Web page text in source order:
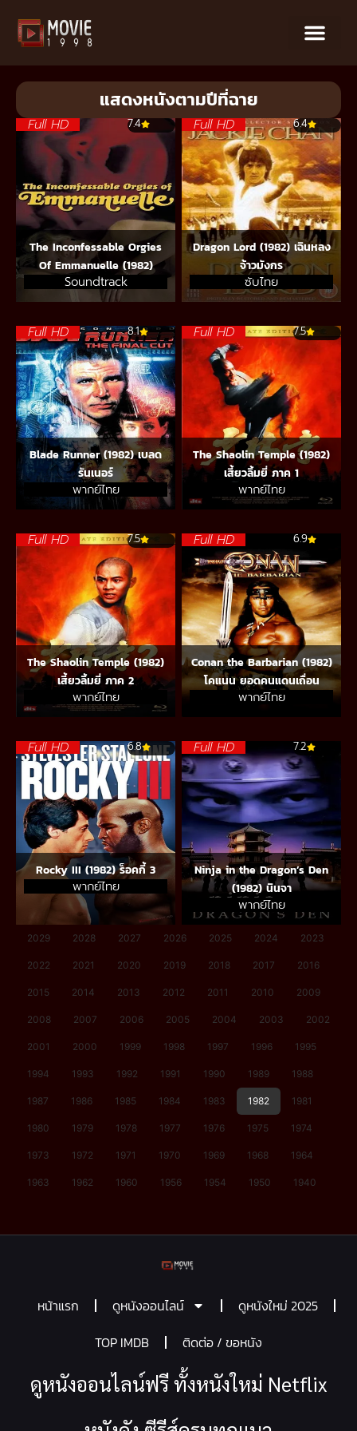
แสดงหนังตามปีที่ฉาย
2029 2028 2027 2026 2025 2024 2023
2022 2021 2020 2019 2018 2017 2016
2015 2014 2013 2012 2011 2010 2009
2008 2007 2006 2005 2004 2003 2002
2001 2000 1999 1998 1997 1996 1995
1994 1993 1992 1991 1990 1989 1988
1987 1986 1985 1984 1983 1982 1981
1980 1979 1978 1977 1976 1975 1974
1973 1972 1971 1970 1969 1968 1964
1963 1962 1960 1956 1954 1950 1940
Full HD 7.4
The Inconfessable Orgies
Of Emmanuelle (1982)
Soundtrack
Full HD 6.4
Dragon Lord (1982) เฉินหลง
จ้าวมังกร
ซับไทย
Full HD 8.1
Blade Runner (1982) เบลด
รันเนอร์
พากย์ไทย
Full HD 7.5
The Shaolin Temple (1982)
เสี้ยวลิ้มยี่ ภาค 1
พากย์ไทย
Full HD 7.5
The Shaolin Temple (1982)
เสี้ยวลิ้มยี่ ภาค 2
พากย์ไทย
Full HD 6.9
Conan the Barbarian (1982)
โคแนน ยอดคนแดนเถื่อน
พากย์ไทย
Full HD 6.8
Rocky III (1982) ร็อคกี้ 3
พากย์ไทย
Full HD 7.2
Ninja in the Dragon’s Den
(1982) นินจา
พากย์ไทย
หน้าแรก ดูหนังออนไลน์
ดูหนังใหม่ 2025
TOP IMDB
ติดต่อ / ขอหนัง
ดูหนังออนไลน์ฟรี ทั้งหนังใหม่ Netflix